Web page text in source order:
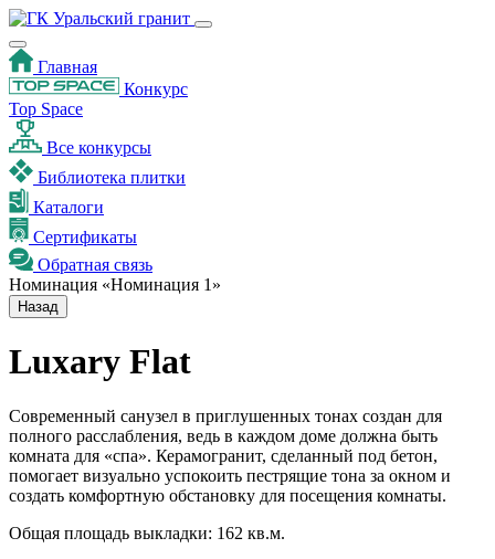
Главная
Конкурс
Top Space
Все конкурсы
Библиотека плитки
Каталоги
Сертификаты
Обратная связь
Номинация «Номинация 1»
Назад
Luxary Flat
Современный санузел в приглушенных тонах создан для
полного расслабления, ведь в каждом доме должна быть
комната для «спа». Керамогранит, сделанный под бетон,
помогает визуально успокоить пестрящие тона за окном и
создать комфортную обстановку для посещения комнаты.
Общая площадь выкладки: 162 кв.м.